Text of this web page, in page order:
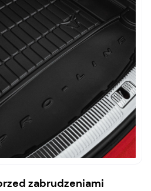
zabrudzeniami